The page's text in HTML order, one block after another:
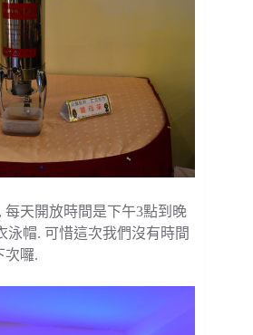
每天開放時間是下午3點到晚
泳帽. 可惜這次我們沒有時間
次囉.